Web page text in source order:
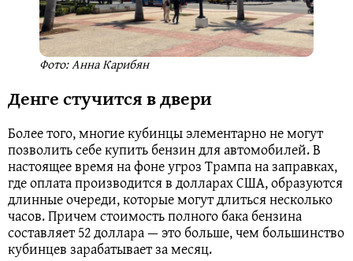
Фото: Анна Карибян
Денге стучится в двери
Более того, многие кубинцы элементарно не могут
позволить себе купить бензин для автомобилей. В
настоящее время на фоне угроз Трампа на заправках,
где оплата производится в долларах США, образуются
длинные очереди, которые могут длиться несколько
часов. Причем стоимость полного бака бензина
составляет 52 доллара — это больше, чем большинство
кубинцев зарабатывает за месяц.